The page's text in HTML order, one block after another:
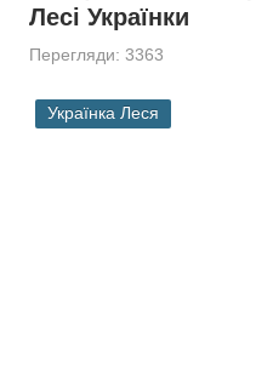
Лесі Українки
Перегляди: 3363
Українка Леся